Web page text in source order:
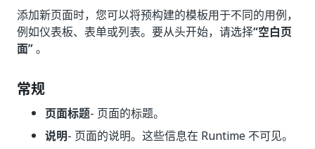
添加新页面时，您可以将预构建的模板用于不同的用例，
例如仪表板、表单或列表。要从头开始，请选择“空白页
面”。
常规
页面标题- 页面的标题。
说明- 页面的说明。这些信息在 Runtime 不可见。